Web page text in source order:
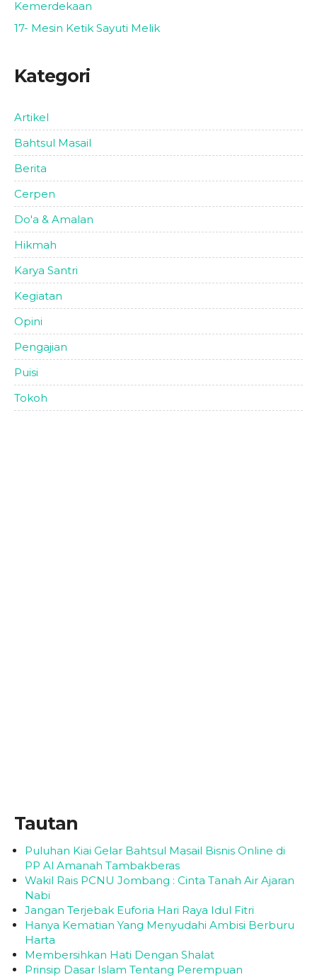
Kemerdekaan
17- Mesin Ketik Sayuti Melik
Kategori
Artikel
Bahtsul Masail
Berita
Cerpen
Do'a & Amalan
Hikmah
Karya Santri
Kegiatan
Opini
Pengajian
Puisi
Tokoh
Tautan
Puluhan Kiai Gelar Bahtsul Masail Bisnis Online di
PP Al Amanah Tambakberas
Wakil Rais PCNU Jombang : Cinta Tanah Air Ajaran
Nabi
Jangan Terjebak Euforia Hari Raya Idul Fitri
Hanya Kematian Yang Menyudahi Ambisi Berburu
Harta
Membersihkan Hati Dengan Shalat
Prinsip Dasar Islam Tentang Perempuan